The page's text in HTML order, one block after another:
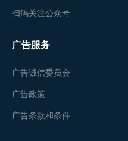
扫码关注公众号
广告服务
广告诚信委员会
广告政策
广告条款和条件